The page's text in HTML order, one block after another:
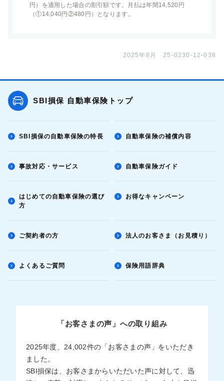
円）を適用した場合の割引額です。月払は年間14,520円
（①14,040円②480円）となります。
2025年8月 25-0230-12-036
SBI損保 自動車保険トップ
SBI損保の自動車保険の特長 自動車保険の補償内容
事故対応・サービス 自動車保険ガイド
はじめての自動車保険の選び
方
お得なキャンペーン
ご契約者の方 法人のお客さま（お見積り）
よくあるご質問 保険用語辞典
「お客さまの声」への取り組み
2025年度、24,002件の「お客さまの声」をいただき
ました。
SBI損保は、お客さまからいただいた声に対して、迅